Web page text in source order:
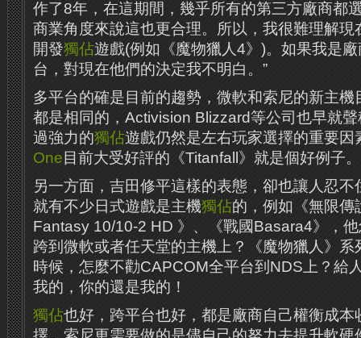
作了8年，在這期間，幾乎所有的第三方廠商都
商業角度來說這也更合理。所以，我很難理解現
開發獨佔遊戲(例如《魔物獵人4》)。如果我是
台，對現在他們的決定我不明白。”
多平台的確是目前的趨勢，微軟和索尼的新主
都是相同的，Activision Blizzard等公司也早就
過強力的獨佔遊戲仍然是左右玩家選擇的重要因
One 目前大受好評的《Titanfall》就是個好例子。
另一方面，吉田修平這樣的表態，卻也讓人忍不
就有不少日式遊戲是主機獨佔的，例如《無限傳
Fantasy 10/10-2 HD 》、《戰國Basara4》，
跨到微軟或者任天堂的主機上？《魔物獵人》
時候，怎麼不勸CAPCOM全平台到NDS上？給
我的，你的還是我的！
獨佔也好，跨平台也好，都是廠商自己權衡成本